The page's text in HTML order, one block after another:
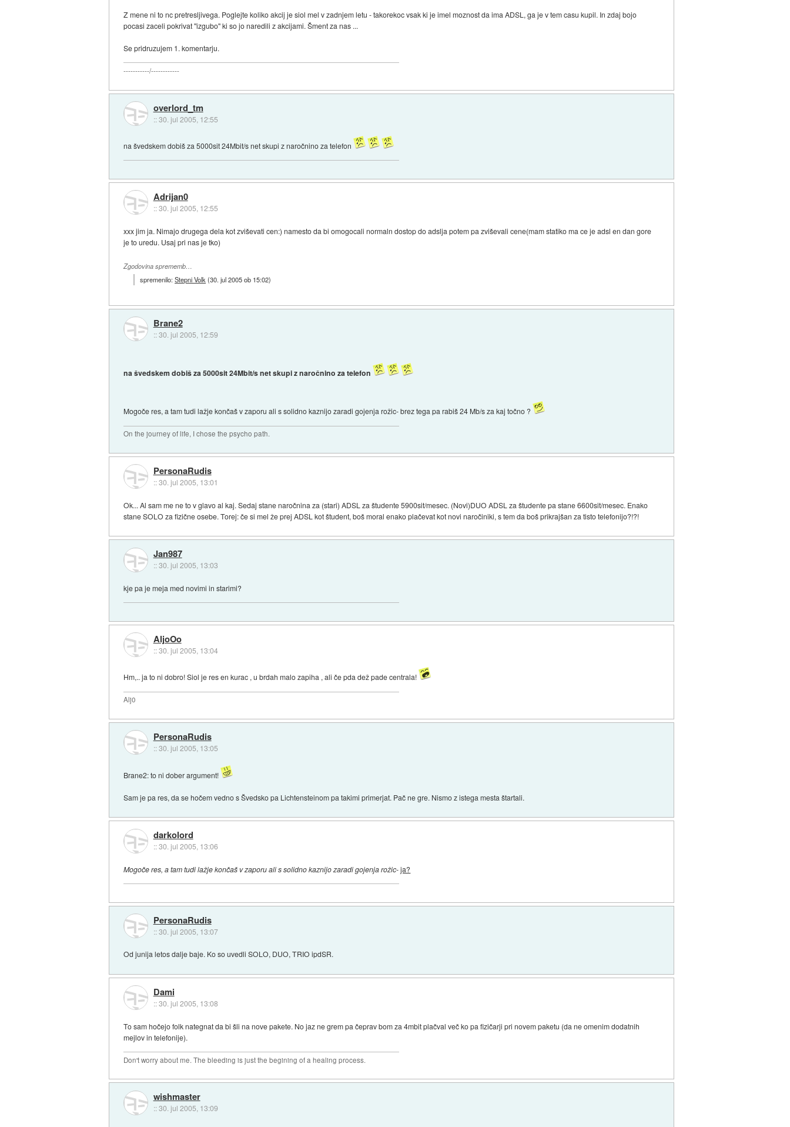
Z mene ni to nc pretresljivega. Poglejte koliko akcij je siol mel v zadnjem letu - takorekoc vsak ki je imel moznost da ima ADSL, ga je v tem casu kupil. In zdaj bojo
pocasi zaceli pokrivat "izgubo" ki so jo naredili z akcijami. Šment za nas ...
Se pridruzujem 1. komentarju.
-----------/------------
overlord_tm
::30. jul 2005, 12:55
na švedskem dobiš za 5000sit 24Mbit/s net skupi z naročnino za telefon
Adrijan0
::30. jul 2005, 12:55
xxx jim ja. Nimajo drugega dela kot zviševati cen:) namesto da bi omogocali normaln dostop do adslja potem pa zviševali cene(mam statiko ma ce je adsl en dan gore
je to uredu. Usaj pri nas je tko)
Zgodovina sprememb…
spremenilo:Stepni Volk(30. jul 2005 ob 15:02)
Brane2
::30. jul 2005, 12:59
na švedskem dobiš za 5000sit 24Mbit/s net skupi z naročnino za telefon
Mogoče res, a tam tudi lažje končaš v zaporu ali s solidno kaznijo zaradi gojenja rožic- brez tega pa rabiš 24 Mb/s za kaj točno ?
On the journey of life, I chose the psycho path.
PersonaRudis
::30. jul 2005, 13:01
Ok... Al sam me ne to v glavo al kaj. Sedaj stane naročnina za (stari) ADSL za študente 5900sit/mesec. (Novi)DUO ADSL za študente pa stane 6600sit/mesec. Enako
stane SOLO za fizične osebe. Torej: če si mel že prej ADSL kot študent, boš moral enako plačevat kot novi naročiniki, s tem da boš prikrajšan za tisto telefonijo?!?!
Jan987
::30. jul 2005, 13:03
kje pa je meja med novimi in starimi?
AljoOo
::30. jul 2005, 13:04
Hm,.. ja to ni dobro! Siol je res en kurac , u brdah malo zapiha , ali če pda dež pade centrala!
Alj0
PersonaRudis
::30. jul 2005, 13:05
Brane2: to ni dober argument!
Sam je pa res, da se hočem vedno s Švedsko pa Lichtensteinom pa takimi primerjat. Pač ne gre. Nismo z istega mesta štartali.
darkolord
::30. jul 2005, 13:06
Mogoče res, a tam tudi lažje končaš v zaporu ali s solidno kaznijo zaradi gojenja rožic- ja?
PersonaRudis
::30. jul 2005, 13:07
Od junija letos dalje baje. Ko so uvedli SOLO, DUO, TRIO ipdSR.
Dami
::30. jul 2005, 13:08
To sam hočejo folk nategnat da bi šli na nove pakete. No jaz ne grem pa čeprav bom za 4mbit plačval več ko pa fizičarji pri novem paketu (da ne omenim dodatnih
mejlov in telefonije).
Don't worry about me. The bleeding is just the begining of a healing process.
wishmaster
::30. jul 2005, 13:09